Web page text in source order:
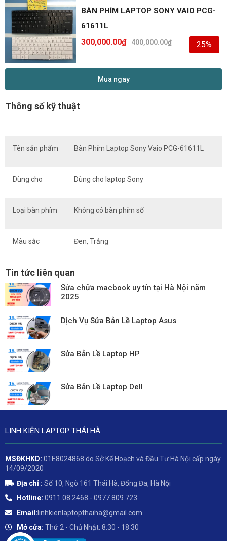
BÀN PHÍM LAPTOP SONY VAIO PCG-
61611L
400,000.00₫
300,000.00₫ 25%
Mua ngay
Thông số kỹ thuật
Tên sản phẩm Bàn Phím Laptop Sony Vaio PCG-61611L
Dùng cho Dùng cho laptop Sony
Loại bàn phím Không có bàn phím số
Màu sắc Đen, Trắng
Tin tức liên quan
Sửa chữa macbook uy tín tại Hà Nội năm
2025
Dịch Vụ Sửa Bản Lề Laptop Asus
Sửa Bản Lề Laptop HP
Sửa Bản Lề Laptop Dell
LINH KIỆN LAPTOP THÁI HÀ
MSĐKHKD: 01E8024868 do Sở Kế Hoạch và Đầu Tư Hà Nội cấp ngày
14/09/2020
Địa chỉ : Số 10, Ngõ 161 Thái Hà, Đống Đa, Hà Nội
Hotline: 0911.08.2468 - 0977.809.723
Email: linhkienlaptopthaiha@gmail.com
Mở cửa: Thứ 2 - Chủ Nhật: 8:30 - 18:30